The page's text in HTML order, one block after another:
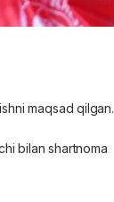
maqsad qilgan.
bilan shartnoma